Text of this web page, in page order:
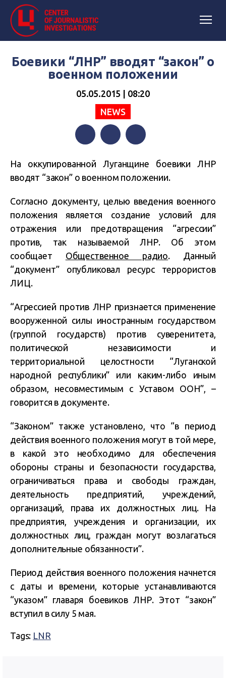
Боевики “ЛНР” вводят “закон” о
военном положении
05.05.2015 | 08:20
NEWS
На оккупированной Луганщине боевики ЛНР
вводят “закон” о военном положении.
Согласно документу, целью введения военного
положения является создание условий для
отражения или предотвращения “агрессии”
против, так называемой ЛНР. Об этом
сообщает Общественное радио. Данный
“документ” опубликовал ресурс террористов
ЛИЦ.
“Агрессией против ЛНР признается применение
вооруженной силы иностранным государством
(группой государств) против суверенитета,
политической независимости и
территориальной целостности “Луганской
народной республики” или каким-либо иным
образом, несовместимым с Уставом ООН”, –
говорится в документе.
“Законом” также установлено, что “в период
действия военного положения могут в той мере,
в какой это необходимо для обеспечения
обороны страны и безопасности государства,
ограничиваться права и свободы граждан,
деятельность предприятий, учреждений,
организаций, права их должностных лиц. На
предприятия, учреждения и организации, их
должностных лиц, граждан могут возлагаться
дополнительные обязанности”.
Период действия военного положения начнется
с даты и времени, которые устанавливаются
“указом” главаря боевиков ЛНР. Этот “закон”
вступил в силу 5 мая.
Tags: LNR